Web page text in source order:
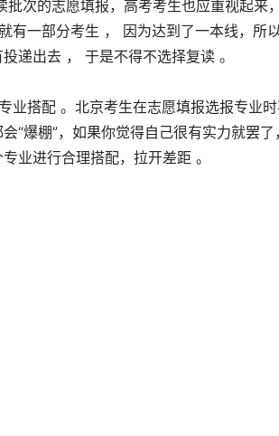
批次的志愿填报，高考考生也应重视起来
有一部分考生 ， 因为达到了一本线，
递出去 ， 于是不得不选择复读 。
业搭配 。北京考生在志愿填报选报专业
“爆棚”，如果你觉得自己很有实力就罢
业进行合理搭配，拉开差距 。